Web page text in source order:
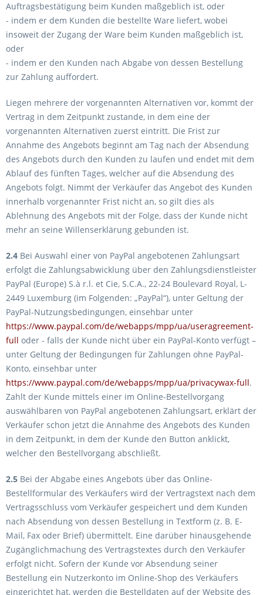
Auftragsbestätigung beim Kunden maßgeblich ist, oder
- indem er dem Kunden die bestellte Ware liefert, wobei
insoweit der Zugang der Ware beim Kunden maßgeblich ist,
oder
- indem er den Kunden nach Abgabe von dessen Bestellung
zur Zahlung auffordert.
Liegen mehrere der vorgenannten Alternativen vor, kommt der
Vertrag in dem Zeitpunkt zustande, in dem eine der
vorgenannten Alternativen zuerst eintritt. Die Frist zur
Annahme des Angebots beginnt am Tag nach der Absendung
des Angebots durch den Kunden zu laufen und endet mit dem
Ablauf des fünften Tages, welcher auf die Absendung des
Angebots folgt. Nimmt der Verkäufer das Angebot des Kunden
innerhalb vorgenannter Frist nicht an, so gilt dies als
Ablehnung des Angebots mit der Folge, dass der Kunde nicht
mehr an seine Willenserklärung gebunden ist.
2.4 Bei Auswahl einer von PayPal angebotenen Zahlungsart
erfolgt die Zahlungsabwicklung über den Zahlungsdienstleister
PayPal (Europe) S.à r.l. et Cie, S.C.A., 22-24 Boulevard Royal, L-
2449 Luxemburg (im Folgenden: „PayPal“), unter Geltung der
PayPal-Nutzungsbedingungen, einsehbar unter
https://www.paypal.com/de/webapps/mpp/ua/useragreement-
full oder - falls der Kunde nicht über ein PayPal-Konto verfügt –
unter Geltung der Bedingungen für Zahlungen ohne PayPal-
Konto, einsehbar unter
https://www.paypal.com/de/webapps/mpp/ua/privacywax-full.
Zahlt der Kunde mittels einer im Online-Bestellvorgang
auswählbaren von PayPal angebotenen Zahlungsart, erklärt der
Verkäufer schon jetzt die Annahme des Angebots des Kunden
in dem Zeitpunkt, in dem der Kunde den Button anklickt,
welcher den Bestellvorgang abschließt.
2.5 Bei der Abgabe eines Angebots über das Online-
Bestellformular des Verkäufers wird der Vertragstext nach dem
Vertragsschluss vom Verkäufer gespeichert und dem Kunden
nach Absendung von dessen Bestellung in Textform (z. B. E-
Mail, Fax oder Brief) übermittelt. Eine darüber hinausgehende
Zugänglichmachung des Vertragstextes durch den Verkäufer
erfolgt nicht. Sofern der Kunde vor Absendung seiner
Bestellung ein Nutzerkonto im Online-Shop des Verkäufers
eingerichtet hat, werden die Bestelldaten auf der Website des